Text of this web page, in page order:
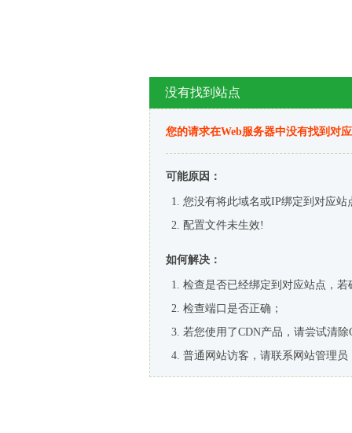
没有找到站点
您的请求在Web服务器中没有找到对
可能原因：
您没有将此域名或IP绑定到对应站
配置文件未生效!
如何解决：
检查是否已经绑定到对应站点，
检查端口是否正确；
若您使用了CDN产品，请尝试清除
普通网站访客，请联系网站管理员